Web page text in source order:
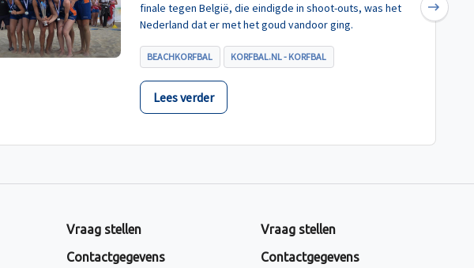
finale tegen België, die eindigde in shoot-outs, was het
Nederland dat er met het goud vandoor ging.
BEACHKORFBAL KORFBAL.NL - KORFBAL
Lees verder
Next
Vraag stellen
Contactgegevens
Vraag stellen
Contactgegevens